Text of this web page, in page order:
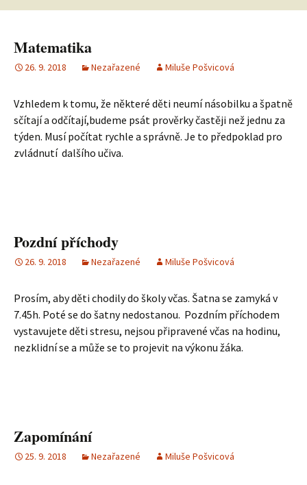
Matematika
26. 9. 2018 Nezařazené Miluše Pošvicová
Vzhledem k tomu, že některé děti neumí násobilku a špatně
sčítají a odčítají,budeme psát prověrky častěji než jednu za
týden. Musí počítat rychle a správně. Je to předpoklad pro
zvládnutí dalšího učiva.
Pozdní příchody
26. 9. 2018 Nezařazené Miluše Pošvicová
Prosím, aby děti chodily do školy včas. Šatna se zamyká v
7.45h. Poté se do šatny nedostanou. Pozdním příchodem
vystavujete děti stresu, nejsou připravené včas na hodinu,
nezklidní se a může se to projevit na výkonu žáka.
Zapomínání
25. 9. 2018 Nezařazené Miluše Pošvicová